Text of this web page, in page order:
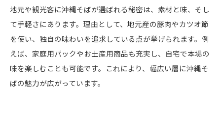
地元や観光客に沖縄そばが選ばれる秘密は、素材と味、そし
て手軽さにあります。理由として、地元産の豚肉やカツオ節
を使い、独自の味わいを追求している点が挙げられます。例
えば、家庭用パックやお土産用商品も充実し、自宅で本場の
味を楽しむことも可能です。これにより、幅広い層に沖縄そ
ばの魅力が広がっています。